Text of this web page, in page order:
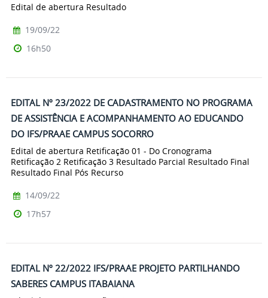
Edital de abertura Resultado
19/09/22
16h50
EDITAL Nº 23/2022 DE CADASTRAMENTO NO PROGRAMA
DE ASSISTÊNCIA E ACOMPANHAMENTO AO EDUCANDO
DO IFS/PRAAE CAMPUS SOCORRO
Edital de abertura Retificação 01 - Do Cronograma
Retificação 2 Retificação 3 Resultado Parcial Resultado Final
Resultado Final Pós Recurso
14/09/22
17h57
EDITAL Nº 22/2022 IFS/PRAAE PROJETO PARTILHANDO
SABERES CAMPUS ITABAIANA